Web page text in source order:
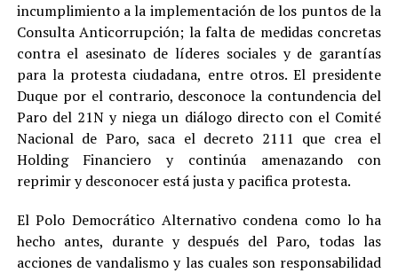
incumplimiento a la implementación de los puntos de la
Consulta Anticorrupción; la falta de medidas concretas
contra el asesinato de líderes sociales y de garantías
para la protesta ciudadana, entre otros. El presidente
Duque por el contrario, desconoce la contundencia del
Paro del 21N y niega un diálogo directo con el Comité
Nacional de Paro, saca el decreto 2111 que crea el
Holding Financiero y continúa amenazando con
reprimir y desconocer está justa y pacifica protesta.
El Polo Democrático Alternativo condena como lo ha
hecho antes, durante y después del Paro, todas las
acciones de vandalismo y las cuales son responsabilidad